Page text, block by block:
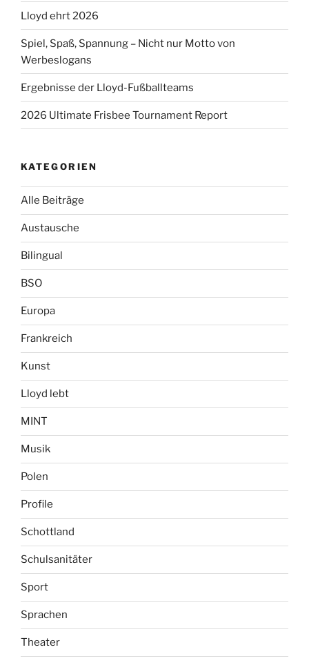
Lloyd ehrt 2026
Spiel, Spaß, Spannung – Nicht nur Motto von
Werbeslogans
Ergebnisse der Lloyd-Fußballteams
2026 Ultimate Frisbee Tournament Report
KATEGORIEN
Alle Beiträge
Austausche
Bilingual
BSO
Europa
Frankreich
Kunst
Lloyd lebt
MINT
Musik
Polen
Profile
Schottland
Schulsanitäter
Sport
Sprachen
Theater